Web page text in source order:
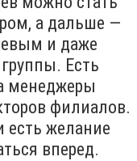
а дальше —
и даже
Есть
менеджеры
филиалов.
есть желание
вперед.